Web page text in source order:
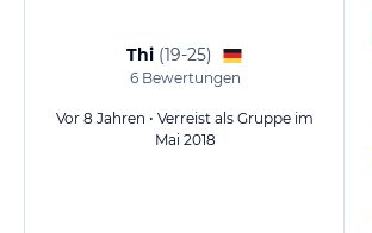
Thi (19-25)
6Bewertungen
Vor 8 Jahren • Verreist als Gruppe im
Mai 2018